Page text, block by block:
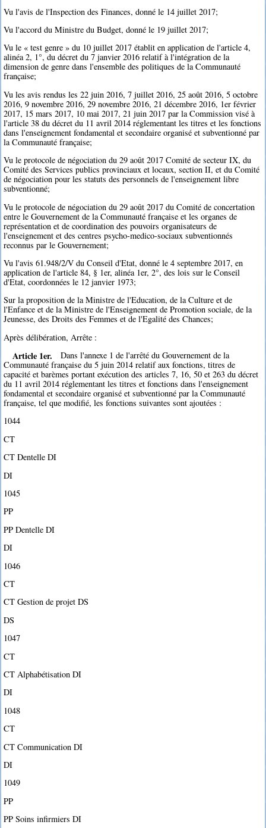
Vu l'avis de l'Inspection des Finances, donné le 14 juillet 2017;
Vu l'accord du Ministre du Budget, donné le 19 juillet 2017;
Vu le « test genre » du 10 juillet 2017 établit en application de l'article 4,
alinéa 2, 1°, du décret du 7 janvier 2016 relatif à l'intégration de la
dimension de genre dans l'ensemble des politiques de la Communauté
française;
Vu les avis rendus les 22 juin 2016, 7 juillet 2016, 25 août 2016, 5 octobre
2016, 9 novembre 2016, 29 novembre 2016, 21 décembre 2016, 1er février
2017, 15 mars 2017, 10 mai 2017, 21 juin 2017 par la Commission visé à
l'article 38 du décret du 11 avril 2014 réglementant les titres et les fonctions
dans l'enseignement fondamental et secondaire organisé et subventionné par
la Communauté française;
Vu le protocole de négociation du 29 août 2017 Comité de secteur IX, du
Comité des Services publics provinciaux et locaux, section II, et du Comité
de négociation pour les statuts des personnels de l'enseignement libre
subventionné;
Vu le protocole de négociation du 29 août 2017 du Comité de concertation
entre le Gouvernement de la Communauté française et les organes de
représentation et de coordination des pouvoirs organisateurs de
l'enseignement et des centres psycho-medico-sociaux subventionnés
reconnus par le Gouvernement;
Vu l'avis 61.948/2/V du Conseil d'Etat, donné le 4 septembre 2017, en
application de l'article 84, § 1er, alinéa 1er, 2°, des lois sur le Conseil
d'Etat, coordonnées le 12 janvier 1973;
Sur la proposition de la Ministre de l'Education, de la Culture et de
l'Enfance et de la Ministre de l'Enseignement de Promotion sociale, de la
Jeunesse, des Droits des Femmes et de l'Egalité des Chances;
Après délibération, Arrête :
Article 1er.
Dans l'annexe 1 de l'arrêté du Gouvernement de la
Communauté française du 5 juin 2014 relatif aux fonctions, titres de
capacité et barèmes portant exécution des articles 7, 16, 50 et 263 du décret
du 11 avril 2014 réglementant les titres et fonctions dans l'enseignement
fondamental et secondaire organisé et subventionné par la Communauté
française, tel que modifié, les fonctions suivantes sont ajoutées :
1044
CT
CT Dentelle DI
DI
1045
PP
PP Dentelle DI
DI
1046
CT
CT Gestion de projet DS
DS
1047
CT
CT Alphabétisation DI
DI
1048
CT
CT Communication DI
DI
1049
PP
PP Soins infirmiers DI